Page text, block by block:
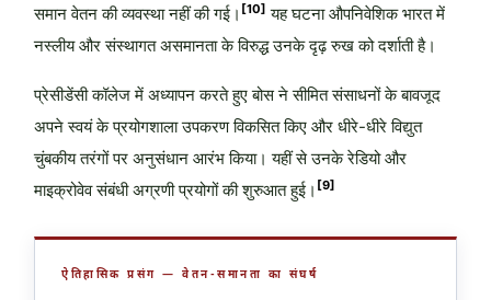
समान वेतन की व्यवस्था नहीं की गई। [10] यह घटना औपनिवेशिक भारत में
नस्लीय और संस्थागत असमानता के विरुद्ध उनके दृढ़ रुख को दर्शाती है।
प्रेसीडेंसी कॉलेज में अध्यापन करते हुए बोस ने सीमित संसाधनों के बावजूद
अपने स्वयं के प्रयोगशाला उपकरण विकसित किए और धीरे-धीरे विद्युत
चुंबकीय तरंगों पर अनुसंधान आरंभ किया। यहीं से उनके रेडियो और
माइक्रोवेव संबंधी अग्रणी प्रयोगों की शुरुआत हुई। [9]
ऐतिहासिक प्रसंग — वेतन-समानता का संघर्ष